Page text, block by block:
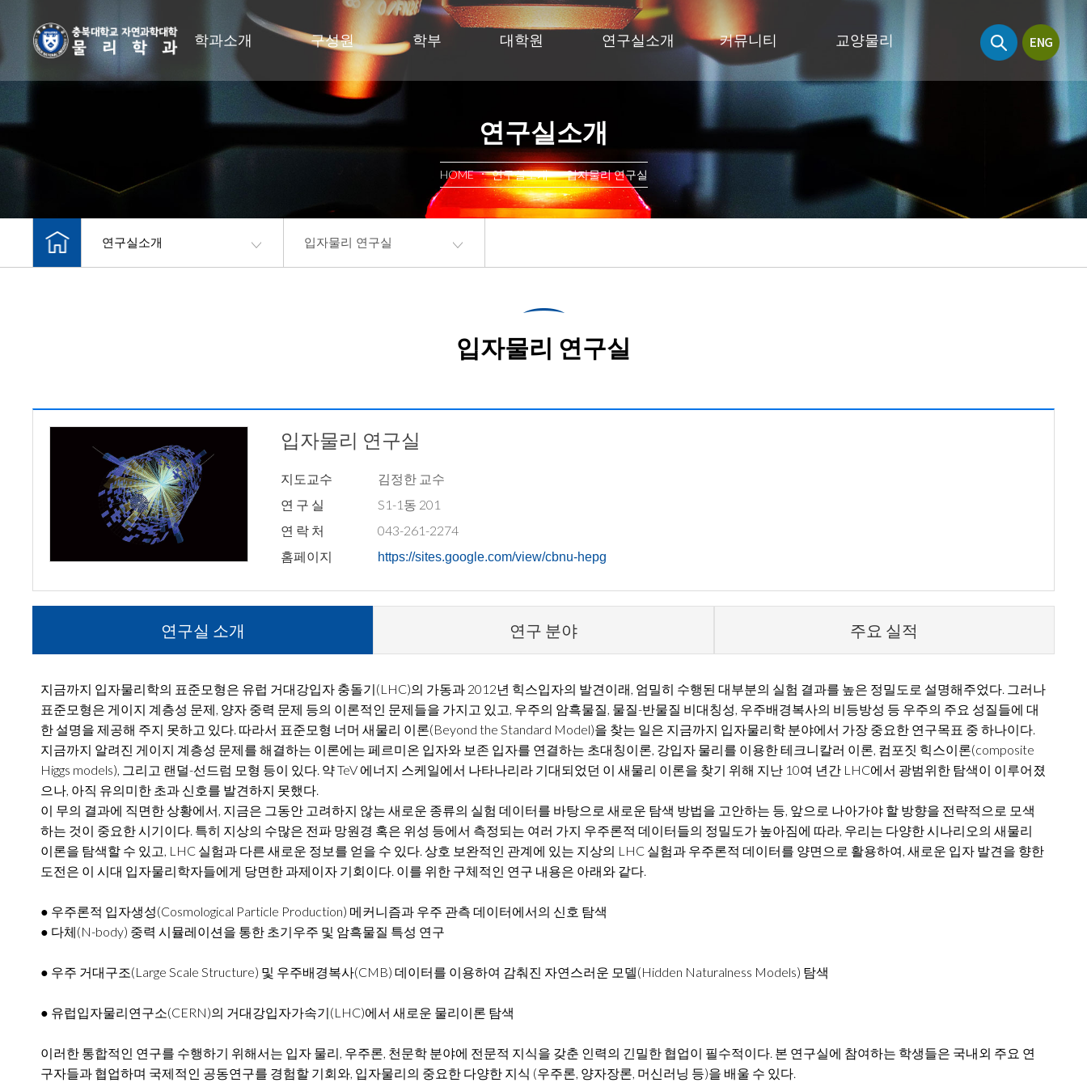
학과소개 구성원 학부 대학원 연구실소개 커뮤니티 교양물리
연구실소개
HOME 연구실소개 입자물리 연구실
연구실소개 입자물리 연구실
입자물리 연구실
입자물리 연구실
지도교수
김정한 교수
연 구 실
S1-1동 201
연 락 처
043-261-2274
홈페이지
https://sites.google.com/view/cbnu-hepg
연구실 소개 연구 분야 주요 실적
지금까지 입자물리학의 표준모형은 유럽 거대강입자 충돌기(LHC)의 가동과 2012년 힉스입자의 발견이래, 엄밀히 수행된 대부분의 실험 결과를 높은 정밀도로 설명해주었다. 그러나
표준모형은 게이지 계층성 문제, 양자 중력 문제 등의 이론적인 문제들을 가지고 있고, 우주의 암흑물질, 물질-반물질 비대칭성, 우주배경복사의 비등방성 등 우주의 주요 성질들에 대
한 설명을 제공해 주지 못하고 있다. 따라서 표준모형 너머 새물리 이론(Beyond the Standard Model)을 찾는 일은 지금까지 입자물리학 분야에서 가장 중요한 연구목표 중 하나이다.
지금까지 알려진 게이지 계층성 문제를 해결하는 이론에는 페르미온 입자와 보존 입자를 연결하는 초대칭이론, 강입자 물리를 이용한 테크니칼러 이론, 컴포짓 힉스이론(composite
Higgs models), 그리고 랜덜-선드럼 모형 등이 있다. 약 TeV 에너지 스케일에서 나타나리라 기대되었던 이 새물리 이론을 찾기 위해 지난 10여 년간 LHC에서 광범위한 탐색이 이루어졌
으나, 아직 유의미한 초과 신호를 발견하지 못했다.
이 무의 결과에 직면한 상황에서, 지금은 그동안 고려하지 않는 새로운 종류의 실험 데이터를 바탕으로 새로운 탐색 방법을 고안하는 등, 앞으로 나아가야 할 방향을 전략적으로 모색
하는 것이 중요한 시기이다. 특히 지상의 수많은 전파 망원경 혹은 위성 등에서 측정되는 여러 가지 우주론적 데이터들의 정밀도가 높아짐에 따라, 우리는 다양한 시나리오의 새물리
이론을 탐색할 수 있고, LHC 실험과 다른 새로운 정보를 얻을 수 있다. 상호 보완적인 관계에 있는 지상의 LHC 실험과 우주론적 데이터를 양면으로 활용하여, 새로운 입자 발견을 향한
도전은 이 시대 입자물리학자들에게 당면한 과제이자 기회이다. 이를 위한 구체적인 연구 내용은 아래와 같다.
● 우주론적 입자생성(Cosmological Particle Production) 메커니즘과 우주 관측 데이터에서의 신호 탐색
● 다체(N-body) 중력 시뮬레이션을 통한 초기우주 및 암흑물질 특성 연구
● 우주 거대구조(Large Scale Structure) 및 우주배경복사(CMB) 데이터를 이용하여 감춰진 자연스러운 모델(Hidden Naturalness Models) 탐색
● 유럽입자물리연구소(CERN)의 거대강입자가속기(LHC)에서 새로운 물리이론 탐색
이러한 통합적인 연구를 수행하기 위해서는 입자 물리, 우주론, 천문학 분야에 전문적 지식을 갖춘 인력의 긴밀한 협업이 필수적이다. 본 연구실에 참여하는 학생들은 국내외 주요 연
구자들과 협업하며 국제적인 공동연구를 경험할 기회와, 입자물리의 중요한 다양한 지식 (우주론, 양자장론, 머신러닝 등)을 배울 수 있다.